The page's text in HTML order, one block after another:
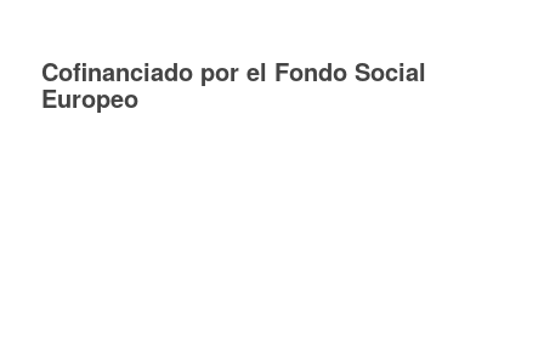
Cofinanciado por el Fondo Social
Europeo